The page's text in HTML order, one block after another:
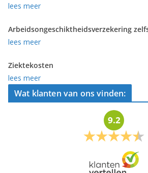
lees meer
Arbeidsongeschiktheidsverzekering
lees meer
Ziektekosten
lees meer
Wat klanten van ons vinden:
9.2